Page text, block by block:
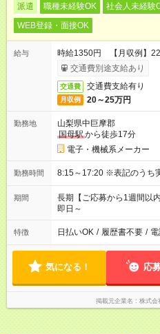
派遣 職種未経験OK 社会人未経験
WEB登録・面接OK
給与
時給1350円 【月収例】
交通費別途支給あり
交通費 交通費支給有り
月収例 20～25万円
勤務地
山梨県中巨摩郡
国母駅から徒歩17分
電子・機械系メーカー
勤務時間 8:15～17:20 ※表記
期間
長期【ご応募から1週間以
即日～
特徴 日払いOK / 履歴書不要 /
気になる！ 応
掲載元企業名 株式会